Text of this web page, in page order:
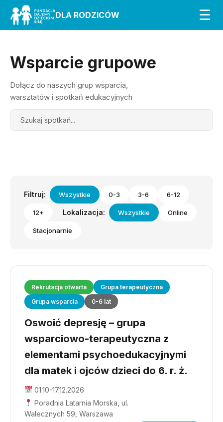
DLA RODZICÓW ☰
Wsparcie grupowe
Dołącz do naszych grup wsparcia,
warsztatów i spotkań edukacyjnych
Search
Filtruj: Wszystkie 0-3 3-6 6-12
12+ Lokalizacja: Wszystkie Online
Stacjonarnie
Rekrutacja otwarta
Grupa terapeutyczna
Grupa wsparcia
0-6 lat
Oswoić depresję – grupa
wsparciowo-terapeutyczna z
elementami psychoedukacyjnymi
dla matek i ojców dzieci do 6. r. ż.
01.10-17.12.2026
Poradnia Latarnia Morska, ul.
Walecznych 59, Warszawa